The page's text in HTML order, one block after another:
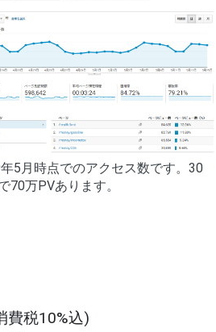
5月時点でのアクセス数です。30
70万PVあります。
費税10%込)